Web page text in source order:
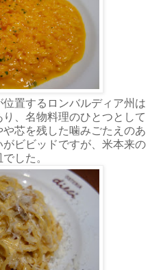
置するロンバルディア州は
、名物料理のひとつとして
芯を残した噛みごたえのあ
ビビッドですが、米本来の
した。